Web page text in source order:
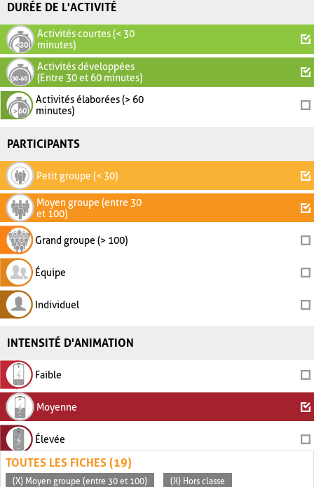
DURÉE DE L'ACTIVITÉ
Activités courtes (< 30
minutes)
Activités développées
(Entre 30 et 60 minutes)
Activités élaborées (> 60
minutes)
PARTICIPANTS
Petit groupe (< 30)
Moyen groupe (entre 30
et 100)
Grand groupe (> 100)
Équipe
Individuel
INTENSITÉ D'ANIMATION
Faible
Moyenne
Élevée
TOUTES LES FICHES (19)
(X) Moyen groupe (entre 30 et 100) (X) Hors classe